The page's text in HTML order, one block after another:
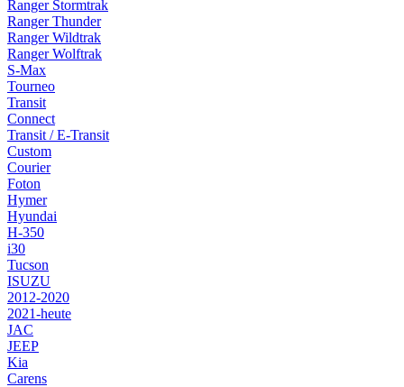
Ranger Stormtrak
Ranger Thunder
Ranger Wildtrak
Ranger Wolftrak
S-Max
Tourneo
Transit
Connect
Transit / E-Transit
Custom
Courier
Foton
Hymer
Hyundai
H-350
i30
Tucson
ISUZU
2012-2020
2021-heute
JAC
JEEP
Kia
Carens